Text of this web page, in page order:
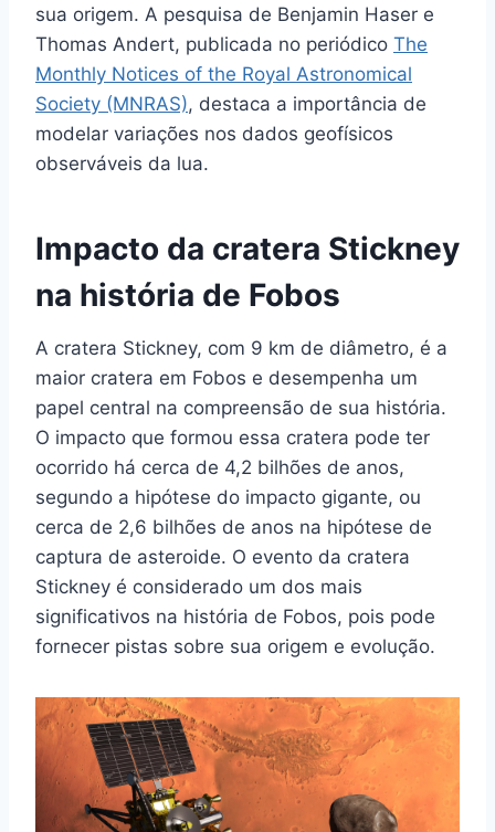
sua origem. A pesquisa de Benjamin Haser e
Thomas Andert, publicada no periódico The
Monthly Notices of the Royal Astronomical
Society (MNRAS), destaca a importância de
modelar variações nos dados geofísicos
observáveis da lua.
Impacto da cratera Stickney
na história de Fobos
A cratera Stickney, com 9 km de diâmetro, é a
maior cratera em Fobos e desempenha um
papel central na compreensão de sua história.
O impacto que formou essa cratera pode ter
ocorrido há cerca de 4,2 bilhões de anos,
segundo a hipótese do impacto gigante, ou
cerca de 2,6 bilhões de anos na hipótese de
captura de asteroide. O evento da cratera
Stickney é considerado um dos mais
significativos na história de Fobos, pois pode
fornecer pistas sobre sua origem e evolução.